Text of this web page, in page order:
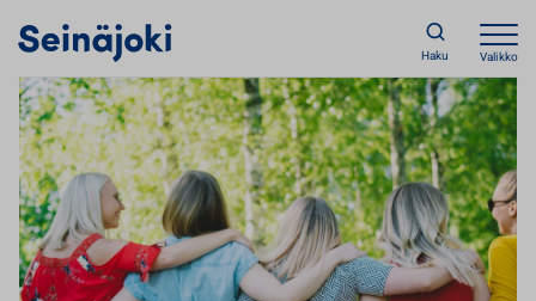
Haku Valikko